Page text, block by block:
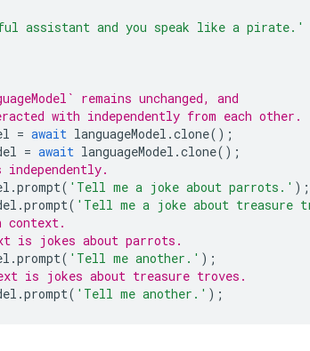
assistant and you speak like a pirate.'
remains unchanged, and
with independently from each other.
= await languageModel .clone();
= await languageModel .clone();
.prompt( 'Tell me a joke about parrots.' );
.prompt( 'Tell me a joke about treasure
context.
is jokes about parrots.
.prompt( 'Tell me another.' );
is jokes about treasure troves.
.prompt( 'Tell me another.' );